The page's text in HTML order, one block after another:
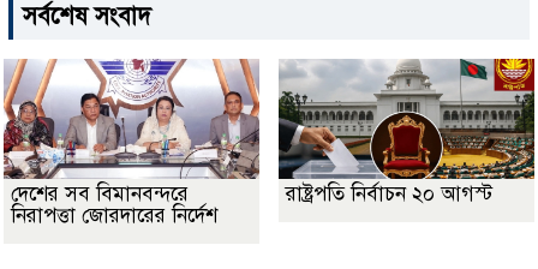
সর্বশেষ সংবাদ
দেশের সব বিমানবন্দরে
নিরাপত্তা জোরদারের নির্দেশ
রাষ্ট্রপতি নির্বাচন ২০ আগস্ট